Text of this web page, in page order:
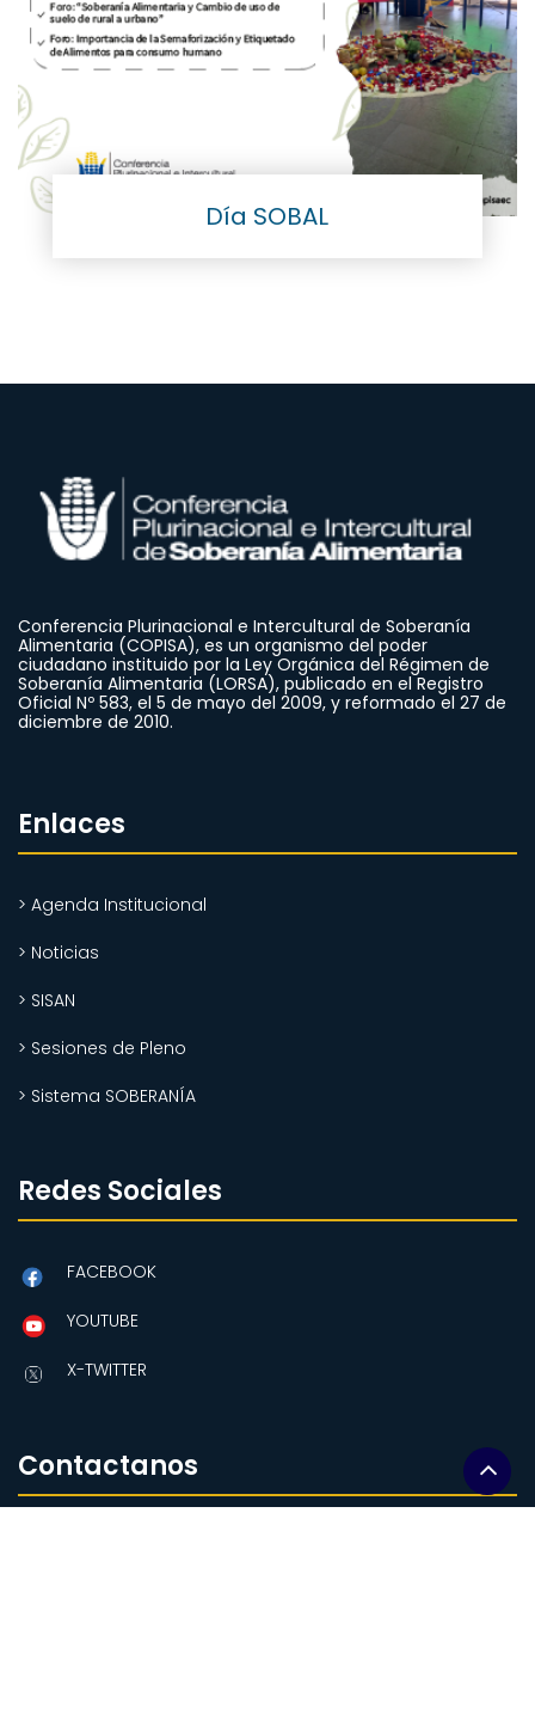
Día SOBAL
Conferencia Plurinacional e Intercultural de Soberanía
Alimentaria (COPISA), es un organismo del poder
ciudadano instituido por la Ley Orgánica del Régimen de
Soberanía Alimentaria (LORSA), publicado en el Registro
Oficial Nº 583, el 5 de mayo del 2009, y reformado el 27 de
diciembre de 2010.
Enlaces
> Agenda Institucional
> Noticias
> SISAN
> Sesiones de Pleno
> Sistema SOBERANÍA
Redes Sociales
FACEBOOK
YOUTUBE
X-TWITTER
Contactanos